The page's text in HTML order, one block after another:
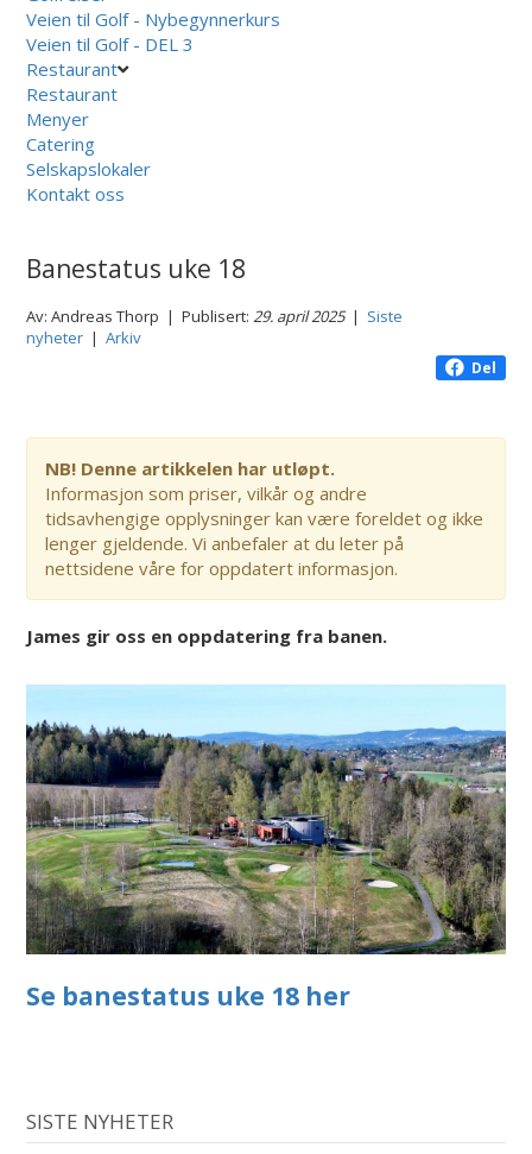
Veien til Golf - Nybegynnerkurs
Veien til Golf - DEL 3
Restaurant
Restaurant
Menyer
Catering
Selskapslokaler
Kontakt oss
Banestatus uke 18
Av: Andreas Thorp | Publisert:29. april 2025| Siste
nyheter |Arkiv
Del
NB! Denne artikkelen har utløpt.
Informasjon som priser, vilkår og andre
tidsavhengige opplysninger kan være foreldet og ikke
lenger gjeldende. Vi anbefaler at du leter på
nettsidene våre for oppdatert informasjon.
James gir oss en oppdatering fra banen.
Se banestatus uke 18 her
SISTE NYHETER